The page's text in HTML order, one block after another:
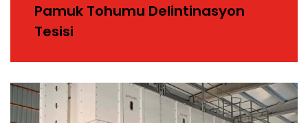
Pamuk Tohumu Delintinasyon
Tesisi